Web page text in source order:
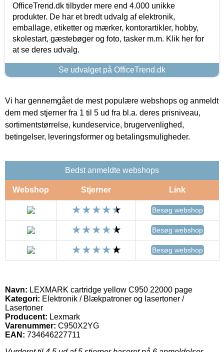
OfficeTrend.dk tilbyder mere end 4.000 unikke
produkter. De har et bredt udvalg af elektronik,
emballage, etiketter og mærker, kontorartikler, hobby,
skolestart, gæstebøger og foto, tasker m.m. Klik her for
at se deres udvalg.
Se udvalget på OfficeTrend.dk
Vi har gennemgået de mest populære webshops og anmeldt
dem med stjerner fra 1 til 5 ud fra bl.a. deres prisniveau,
sortimentstørrelse, kundeservice, brugervenlighed,
betingelser, leveringsformer og betalingsmuligheder.
Bedst anmeldte webshops
Webshop Stjerner Link
Besøg webshop
Besøg webshop
Besøg webshop
Navn: LEXMARK cartridge yellow C950 22000 page
Kategori: Elektronik / Blækpatroner og lasertoner /
Lasertoner
Producent: Lexmark
Varenummer: C950X2YG
EAN: 734646227711